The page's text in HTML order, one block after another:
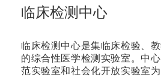
临床检测中心
临床检测中心是集临床检验、
的综合性医学检测实验室。中
范实验室和社会化开放实验室